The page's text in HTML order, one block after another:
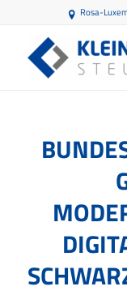
Rosa-